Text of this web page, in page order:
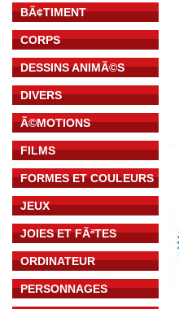
BÃ¢TIMENT
CORPS
DESSINS ANIMÃ©S
DIVERS
Ã©MOTIONS
FILMS
FORMES ET COULEURS
JEUX
JOIES ET FÃªTES
ORDINATEUR
PERSONNAGES